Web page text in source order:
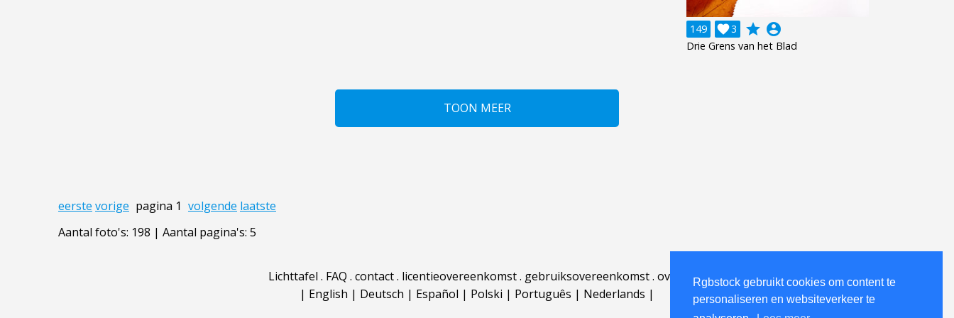
Rgbstock gebruikt cookies om content te
personaliseren en websiteverkeer te
149 3
 grade account_circle
Drie Grens van het Blad
TOON MEER
eerste vorige pagina 1 volgende laatste
Aantal foto's: 198 | Aantal pagina's: 5
Lichttafel . FAQ . contact. licentieovereenkomst. gebruiksovereenkomst. over
| English | Deutsch | Español | Polski | Português | Nederlands |